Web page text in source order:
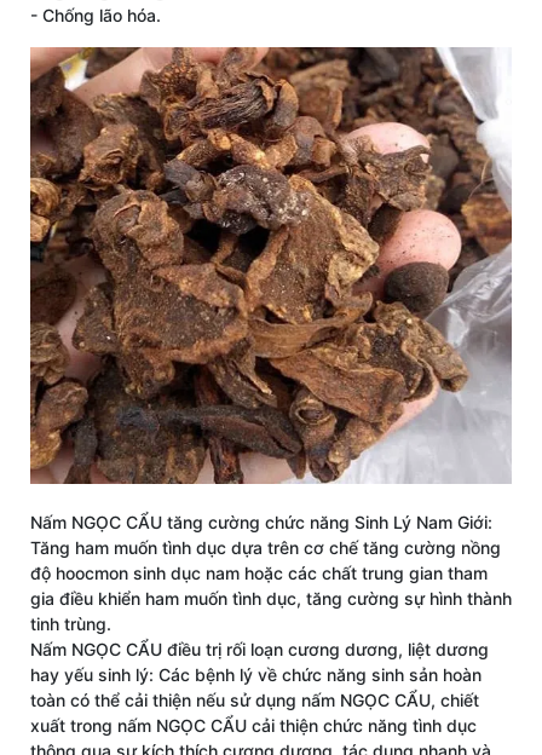
- Chống lão hóa.
Nấm NGỌC CẨU tăng cường chức năng Sinh Lý Nam Giới:
Tăng ham muốn tình dục dựa trên cơ chế tăng cường nồng
độ hoocmon sinh dục nam hoặc các chất trung gian tham
gia điều khiển ham muốn tình dục, tăng cường sự hình thành
tinh trùng.
Nấm NGỌC CẨU điều trị rối loạn cương dương, liệt dương
hay yếu sinh lý: Các bệnh lý về chức năng sinh sản hoàn
toàn có thể cải thiện nếu sử dụng nấm NGỌC CẨU, chiết
xuất trong nấm NGỌC CẨU cải thiện chức năng tình dục
thông qua sự kích thích cương dương, tác dụng nhanh và